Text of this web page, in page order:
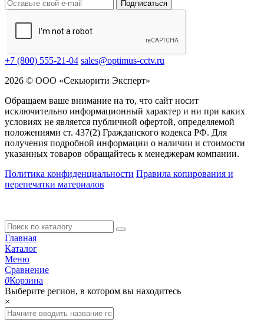
Подписаться
+7 (800) 555-21-04 sales@optimus-cctv.ru
2026 © ООО «Секьюрити Эксперт»
Обращаем ваше внимание на то, что сайт носит
исключительно информационный характер и ни при каких
условиях не является публичной офертой, определяемой
положениями ст. 437(2) Гражданского кодекса РФ. Для
получения подробной информации о наличии и стоимости
указанных товаров обращайтесь к менеджерам компании.
Политика конфиденциальности Правила копирования и
перепечатки материалов
Главная
Каталог
Меню
Сравнение
0Корзина
Выберите регион, в котором вы находитесь
×